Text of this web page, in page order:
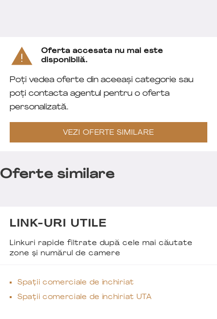
Oferta accesata nu mai este
disponibilă.
Poți vedea oferte din aceeași categorie sau
poți contacta agentul pentru o oferta
personalizată.
VEZI OFERTE SIMILARE
Oferte similare
LINK-URI UTILE
Linkuri rapide filtrate după cele mai căutate
zone și numărul de camere
Spații comerciale de închiriat
Spații comerciale de închiriat UTA